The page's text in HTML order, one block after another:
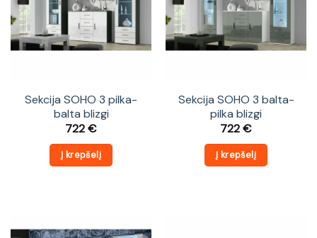
Sekcija SOHO 3 pilka-
balta blizgi
722€
Į krepšelį
Sekcija SOHO 3 balta-
pilka blizgi
722€
Į krepšelį